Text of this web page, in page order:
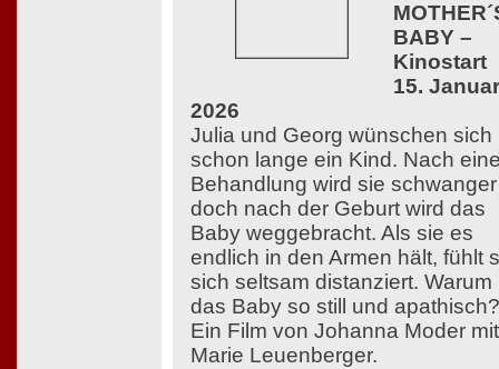
BABY –
Kinostart
15. Januar
2026
Julia und Georg wünschen sich
schon lange ein Kind. Nach
Behandlung wird sie
doch nach der Geburt wird das
Baby weggebracht. Als sie es
endlich in den Armen hält, fühlt
sich seltsam distanziert. Warum
das Baby so still und apathisch?
Ein Film von Johanna Moder mit
Marie Leuenberger.